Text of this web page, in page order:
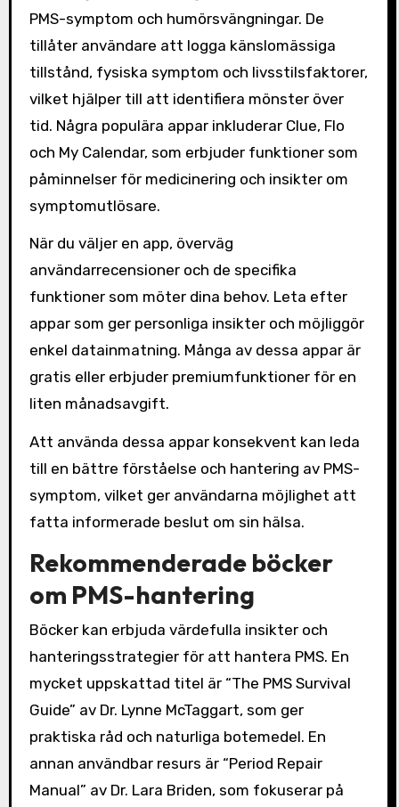
PMS-symptom och humörsvängningar. De
tillåter användare att logga känslomässiga
tillstånd, fysiska symptom och livsstilsfaktorer,
vilket hjälper till att identifiera mönster över
tid. Några populära appar inkluderar Clue, Flo
och My Calendar, som erbjuder funktioner som
påminnelser för medicinering och insikter om
symptomutlösare.
När du väljer en app, överväg
användarrecensioner och de specifika
funktioner som möter dina behov. Leta efter
appar som ger personliga insikter och möjliggör
enkel datainmatning. Många av dessa appar är
gratis eller erbjuder premiumfunktioner för en
liten månadsavgift.
Att använda dessa appar konsekvent kan leda
till en bättre förståelse och hantering av PMS-
symptom, vilket ger användarna möjlighet att
fatta informerade beslut om sin hälsa.
Rekommenderade böcker
om PMS-hantering
Böcker kan erbjuda värdefulla insikter och
hanteringsstrategier för att hantera PMS. En
mycket uppskattad titel är “The PMS Survival
Guide” av Dr. Lynne McTaggart, som ger
praktiska råd och naturliga botemedel. En
annan användbar resurs är “Period Repair
Manual” av Dr. Lara Briden, som fokuserar på